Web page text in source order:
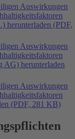
Auswirkungen
herunterladen (PDF,
Auswirkungen
AG) herunterladen
Auswirkungen
(PDF, 281 KB)